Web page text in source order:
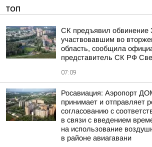
ТОП
СК предъявил обвинение
участвовавшим во
область, сообщила
представитель СК РФ
07:09
Росавиация: Аэропорт
принимает и отправляет
согласованию с
в связи с введением
на использование
в районе авиагавани